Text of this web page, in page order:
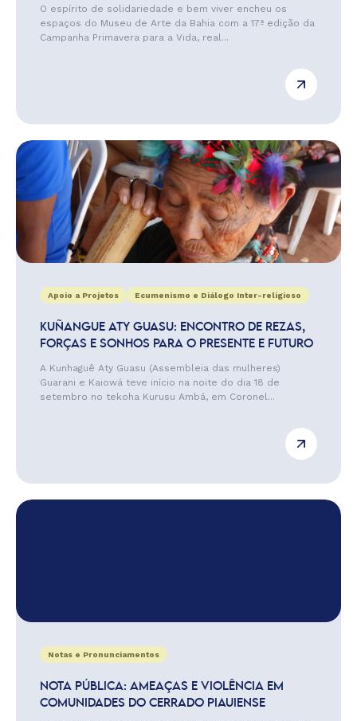
O espírito de solidariedade e bem viver encheu os
espaços do Museu de Arte da Bahia com a 17ª edição da
Campanha Primavera para a Vida, real...
Apoio a Projetos Ecumenismo e Diálogo Inter-religioso
KUÑANGUE ATY GUASU: ENCONTRO DE REZAS,
FORÇAS E SONHOS PARA O PRESENTE E FUTURO
A Kunhaguê Aty Guasu (Assembleia das mulheres)
Guarani e Kaiowá teve início na noite do dia 18 de
setembro no tekoha Kurusu Ambá, em Coronel...
Notas e Pronunciamentos
NOTA PÚBLICA: AMEAÇAS E VIOLÊNCIA EM
COMUNIDADES DO CERRADO PIAUIENSE